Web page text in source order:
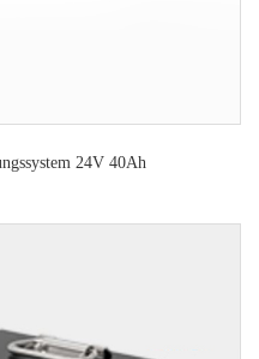
24V 40Ah